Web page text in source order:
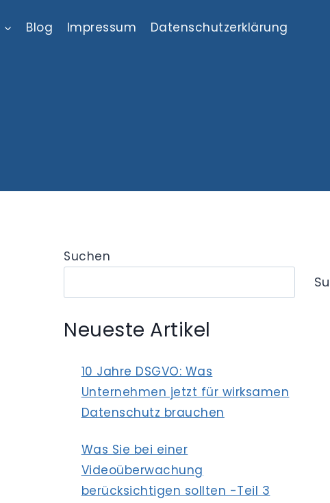
Blog Impressum Datenschutzerklärung
Suchen
Neueste Artikel
10 Jahre DSGVO: Was
Unternehmen jetzt für wirksamen
Datenschutz brauchen
Was Sie bei einer
Videoüberwachung
berücksichtigen sollten -Teil 3